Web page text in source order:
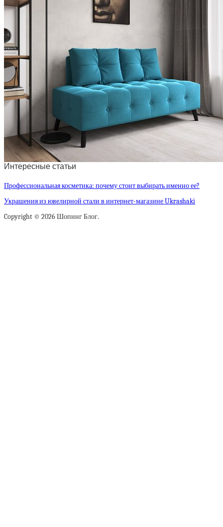
Интересные статьи
Профессиональная косметика: почему стоит выбирать именно ее?
Украшения из ювелирной стали в интернет-магазине Ukrashaki
Copyright © 2026 Шопинг Блог.